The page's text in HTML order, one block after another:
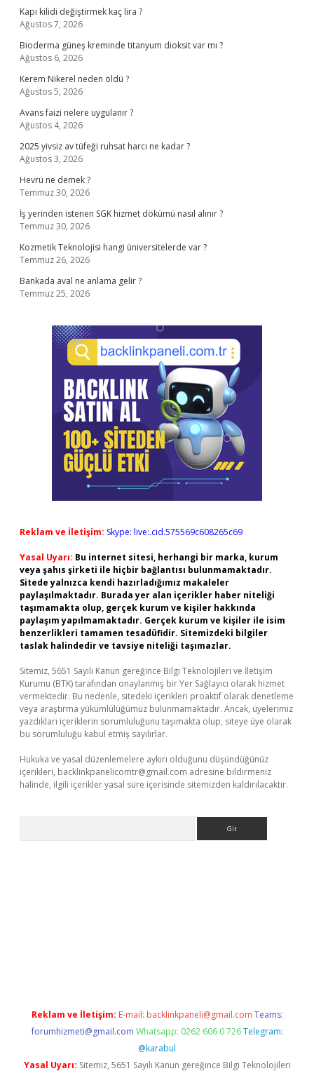
Kapı kilidi değiştirmek kaç lira ?
Ağustos 7, 2026
Bioderma güneş kreminde titanyum dioksit var mı ?
Ağustos 6, 2026
Kerem Nikerel neden öldü ?
Ağustos 5, 2026
Avans faizi nelere uygulanır ?
Ağustos 4, 2026
2025 yivsiz av tüfeği ruhsat harcı ne kadar ?
Ağustos 3, 2026
Hevrü ne demek ?
Temmuz 30, 2026
İş yerinden istenen SGK hizmet dökümü nasıl alınır ?
Temmuz 30, 2026
Kozmetik Teknolojisi hangi üniversitelerde var ?
Temmuz 26, 2026
Bankada aval ne anlama gelir ?
Temmuz 25, 2026
Reklam ve İletişim: Skype: live:.cid.575569c608265c69
Yasal Uyarı: Bu internet sitesi, herhangi bir marka, kurum
veya şahıs şirketi ile hiçbir bağlantısı bulunmamaktadır.
Sitede yalnızca kendi hazırladığımız makaleler
paylaşılmaktadır. Burada yer alan içerikler haber niteliği
taşımamakta olup, gerçek kurum ve kişiler hakkında
paylaşım yapılmamaktadır. Gerçek kurum ve kişiler ile isim
benzerlikleri tamamen tesadüfidir. Sitemizdeki bilgiler
taslak halindedir ve tavsiye niteliği taşımazlar.
Sitemiz, 5651 Sayılı Kanun gereğince Bilgi Teknolojileri ve İletişim
Kurumu (BTK) tarafından onaylanmış bir Yer Sağlayıcı olarak hizmet
vermektedir. Bu nedenle, sitedeki içerikleri proaktif olarak denetleme
veya araştırma yükümlülüğümüz bulunmamaktadır. Ancak, üyelerimiz
yazdıkları içeriklerin sorumluluğunu taşımakta olup, siteye üye olarak
bu sorumluluğu kabul etmiş sayılırlar.
Hukuka ve yasal düzenlemelere aykırı olduğunu düşündüğünüz
içerikleri, backlinkpanelicomtr@gmail.com adresine bildirmeniz
halinde, ilgili içerikler yasal süre içerisinde sitemizden kaldırılacaktır.
Reklam ve İletişim: E-mail: backlinkpaneli@gmail.com Teams:
forumhizmeti@gmail.com Whatsapp: 0262 606 0 726 Telegram:
@karabul
Yasal Uyarı: Sitemiz, 5651 Sayılı Kanun gereğince Bilgi Teknolojileri